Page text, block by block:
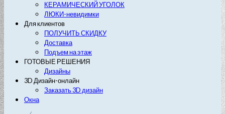
КЕРАМИЧЕСКИЙ УГОЛОК
ЛЮКИ-невидимки
Для клиентов
ПОЛУЧИТЬ СКИДКУ
Доставка
Подъем на этаж
ГОТОВЫЕ РЕШЕНИЯ
Дизайны
3D Дизайн-онлайн
Заказать 3D дизайн
Окна